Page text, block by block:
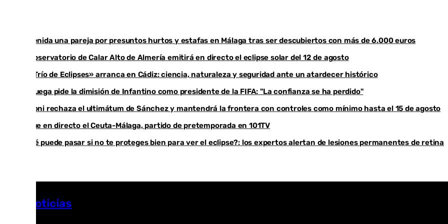
Detenida una pareja por presuntos hurtos y estafas en Málaga tras ser descubiertos con más de 6.000 euros
El observatorio de Calar Alto de Almería emitirá en directo el eclipse solar del 12 de agosto
El «Trío de Eclipses» arranca en Cádiz: ciencia, naturaleza y seguridad ante un atardecer histórico
Noruega pide la dimisión de Infantino como presidente de la FIFA: "La confianza se ha perdido"
Meloni rechaza el ultimátum de Sánchez y mantendrá la frontera con controles como mínimo hasta el 15 de agosto
Sigue en directo el Ceuta-Málaga, partido de pretemporada en 101TV
¿Qué puede pasar si no te proteges bien para ver el eclipse?: los expertos alertan de lesiones permanentes de retina
Más noticias